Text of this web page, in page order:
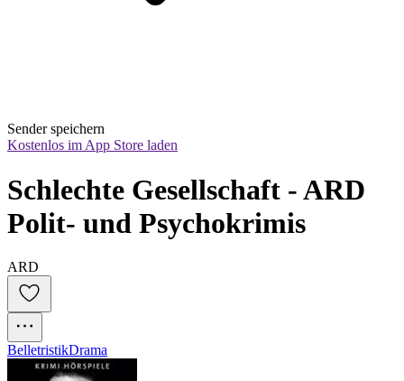
Sender speichern
Kostenlos im App Store laden
Schlechte Gesellschaft - ARD
Polit- und Psychokrimis
ARD
BelletristikDrama